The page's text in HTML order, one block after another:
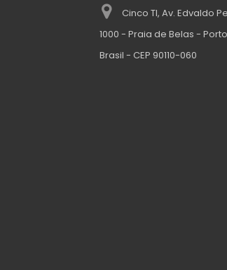
Cinco TI, Av. Edvaldo
1000 - Praia de Belas -
Brasil - CEP 90110-060